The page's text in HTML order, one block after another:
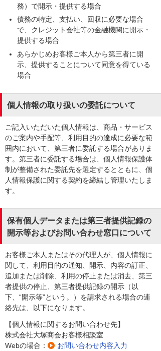
務）で開示・提供する場合
債務の特定、支払い、回収に必要な場合
で、クレジット会社等の金融機関に開示・
提供する場合
あらかじめお客様ご本人から第三者に開
示、提供することについて同意を得ている
場合
個人情報の取り扱いの委託について
ご記入いただいた個人情報は、商品・サービス
のご案内や手配等、利用目的の達成に必要な範
囲内において、第三者に委託する場合がありま
す。第三者に委託する場合は、個人情報保護体
制が整備された委託先を選定するとともに、個
人情報保護に関する契約を締結し管理いたしま
す。
保有個人データまたは第三者提供記録の
開示等およびお問い合わせ窓口について
お客様ご本人またはその代理人が、個人情報に
関して、利用目的の通知、開示、内容の訂正、
追加または削除、利用の停止または消去、第三
者提供の停止、第三者提供記録の開示（以
下、“開示等”という。）を請求される場合の連
絡先は、以下になります。
【個人情報に関するお問い合わせ先】
株式会社大塚商会お客様相談室
Webの場合：
お問い合わせ内容入力